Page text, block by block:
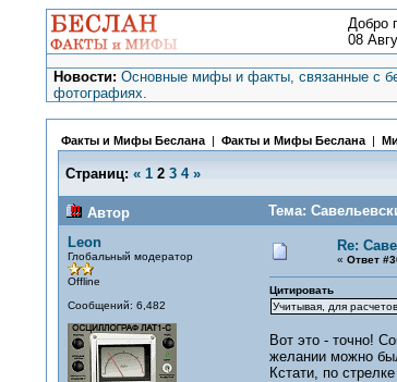
Добро
08
Новости: Основные мифы и факты, связанные с
фотографиях.
Факты и Мифы Беслана| Факты и Мифы Беслана|
Страниц: « 1 2 3 4 »
Автор
Тема:
Leon
Глобальный модератор
Offline
Сообщений: 6,482
Re:
« Ответ
Цитировать
Учитывая, для
Вот это - точно!
желании можно
Кстати, по